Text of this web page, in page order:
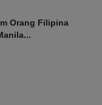
Orang Filipina